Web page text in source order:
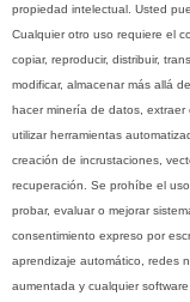
propiedad intelectual. Usted
Cualquier otro uso requiere el
copiar, reproducir, distribuir,
modificar, almacenar más allá
hacer minería de datos,
utilizar herramientas
creación de incrustaciones,
recuperación. Se prohíbe el
probar, evaluar o mejorar
consentimiento expreso por
aprendizaje automático, redes
aumentada y cualquier